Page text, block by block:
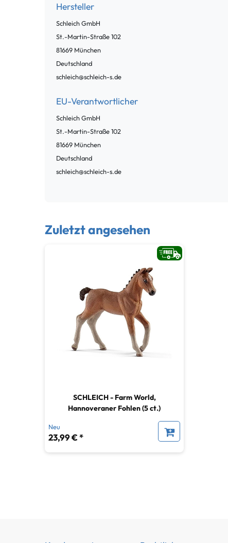
Hersteller
Schleich GmbH
St.-Martin-Straße102
81669 München
Deutschland
schleich@schleich-s.de
EU-Verantwortlicher
Schleich GmbH
St.-Martin-Straße102
81669 München
Deutschland
schleich@schleich-s.de
Zuletzt angesehen
SCHLEICH - Farm World,
Hannoveraner Fohlen (5 ct.)
Neu
23,99 € *